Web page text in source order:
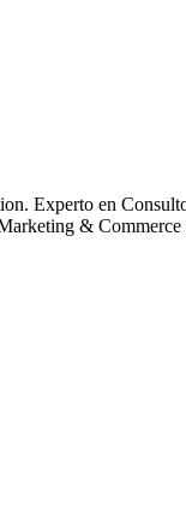
Experto en
& Commerce